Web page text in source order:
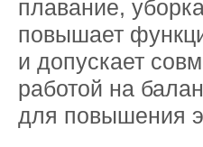
плавание,
повышает
и допускает
работой на
для повышения